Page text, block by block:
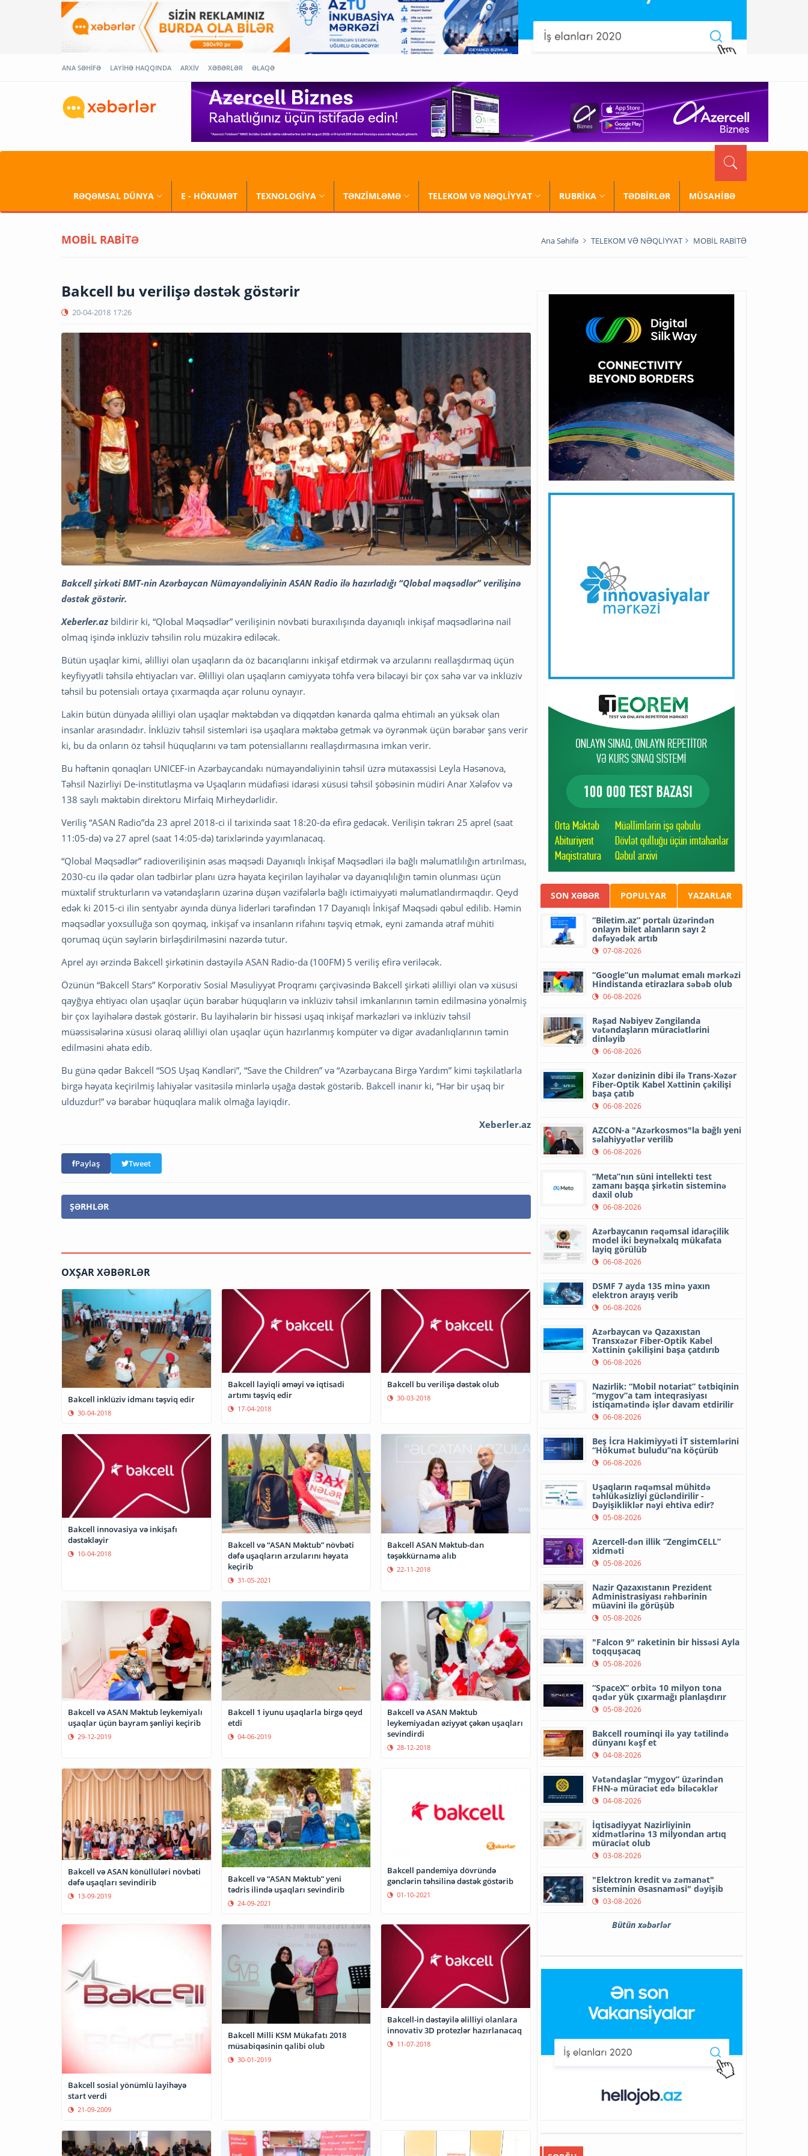
ANA SƏHİFƏ LAYİHƏ HAQQINDA ARXİV XƏBƏRLƏR ƏLAQƏ
RƏQƏMSAL DÜNYA E - HÖKUMƏT TEXNOLOGİYA TƏNZİMLƏMƏ TELEKOM VƏ NƏQLİYYAT RUBRİKA TƏDBİRLƏR MÜSAHİBƏ
MOBİL RABİTƏ Ana Səhifə TELEKOM VƏ NƏQLİYYAT MOBİL RABİTƏ
Bakcell bu verilişə dəstək göstərir
20-04-2018 17:26
Bakcell şirkəti BMT-nin Azərbaycan Nümayəndəliyinin ASAN Radio ilə hazırladığı “Qlobal məqsədlər” verilişinə
dəstək göstərir.
Xeberler.az bildirir ki, “Qlobal Məqsədlər” verilişinin növbəti buraxılışında dayanıqlı inkişaf məqsədlərinə nail
olmaq işində inklüziv təhsilin rolu müzakirə ediləcək.
Bütün uşaqlar kimi, əlilliyi olan uşaqların da öz bacarıqlarını inkişaf etdirmək və arzularını reallaşdırmaq üçün
keyfiyyətli təhsilə ehtiyacları var. Əlilliyi olan uşaqların cəmiyyətə töhfə verə biləcəyi bir çox sahə var və inklüziv
təhsil bu potensialı ortaya çıxarmaqda açar rolunu oynayır.
Lakin bütün dünyada əlilliyi olan uşaqlar məktəbdən və diqqətdən kənarda qalma ehtimalı ən yüksək olan
insanlar arasındadır. İnklüziv təhsil sistemləri isə uşaqlara məktəbə getmək və öyrənmək üçün bərabər şans verir
ki, bu da onların öz təhsil hüquqlarını və tam potensiallarını reallaşdırmasına imkan verir.
Bu həftənin qonaqları UNICEF-in Azərbaycandakı nümayəndəliyinin təhsil üzrə mütəxəssisi Leyla Həsənova,
Təhsil Nazirliyi De-institutlaşma və Uşaqların müdafiəsi idarəsi xüsusi təhsil şöbəsinin müdiri Anar Xələfov və
138 saylı məktəbin direktoru Mirfaiq Mirheydərlidir.
Veriliş “ASAN Radio”da 23 aprel 2018-ci il tarixində saat 18:20-də efirə gedəcək. Verilişin təkrarı 25 aprel (saat
11:05-də) və 27 aprel (saat 14:05-də) tarixlərində yayımlanacaq.
“Qlobal Məqsədlər” radioverilişinin əsas məqsədi Dayanıqlı İnkişaf Məqsədləri ilə bağlı məlumatlılığın artırılması,
2030-cu ilə qədər olan tədbirlər planı üzrə həyata keçirilən layihələr və dayanıqlılığın təmin olunması üçün
müxtəlif strukturların və vətəndaşların üzərinə düşən vəzifələrlə bağlı ictimaiyyəti məlumatlandırmaqdır. Qeyd
edək ki 2015-ci ilin sentyabr ayında dünya liderləri tərəfindən 17 Dayanıqlı İnkişaf Məqsədi qəbul edilib. Həmin
məqsədlər yoxsulluğa son qoymaq, inkişaf və insanların rifahını təşviq etmək, eyni zamanda ətraf mühiti
qorumaq üçün səylərin birləşdirilməsini nəzərdə tutur.
Aprel ayı ərzində Bakcell şirkətinin dəstəyilə ASAN Radio-da (100FM) 5 veriliş efirə veriləcək.
Özünün “Bakcell Stars” Korporativ Sosial Məsuliyyət Proqramı çərçivəsində Bakcell şirkəti əlilliyi olan və xüsusi
qayğıya ehtiyacı olan uşaqlar üçün bərabər hüquqların və inklüziv təhsil imkanlarının təmin edilməsinə yönəlmiş
bir çox layihələrə dəstək göstərir. Bu layihələrin bir hissəsi uşaq inkişaf mərkəzləri və inklüziv təhsil
müəssisələrinə xüsusi olaraq əlilliyi olan uşaqlar üçün hazırlanmış kompüter və digər avadanlıqlarının təmin
edilməsini əhatə edib.
Bu günə qədər Bakcell “SOS Uşaq Kəndləri”, “Save the Children” və “Azərbaycana Birgə Yardım” kimi təşkilatlarla
birgə həyata keçirilmiş lahiyələr vasitəsilə minlərlə uşağa dəstək göstərib. Bakcell inanır ki, “Hər bir uşaq bir
ulduzdur!” və bərabər hüquqlara malik olmağa layiqdir.
Xeberler.az
Paylaş Tweet
ŞƏRHLƏR
OXŞAR XƏBƏRLƏR
Bakcell inklüziv idmanı təşviq edir
30-04-2018
Bakcell layiqli əməyi və iqtisadi
artımı təşviq edir
17-04-2018
Bakcell bu verilişə dəstək olub
30-03-2018
Bakcell innovasiya və inkişafı
dəstəkləyir
10-04-2018
Bakcell və “ASAN Məktub” növbəti
dəfə uşaqların arzularını həyata
keçirib
31-05-2021
Bakcell ASAN Məktub-dan
təşəkkürnamə alıb
22-11-2018
Bakcell və ASAN Məktub leykemiyalı
uşaqlar üçün bayram şənliyi keçirib
29-12-2019
Bakcell 1 iyunu uşaqlarla birgə qeyd
etdi
04-06-2019
Bakcell və ASAN Məktub
leykemiyadan əziyyət çəkən uşaqları
sevindirdi
28-12-2018
Bakcell və ASAN könüllüləri növbəti
dəfə uşaqları sevindirib
13-09-2019
Bakcell və “ASAN Məktub” yeni
tədris ilində uşaqları sevindirib
24-09-2021
Bakcell pandemiya dövründə
gənclərin təhsilinə dəstək göstərib
01-10-2021
Bakcell sosial yönümlü layihəyə
start verdi
21-09-2009
Bakcell Milli KSM Mükafatı 2018
müsabiqəsinin qalibi olub
30-01-2019
Bakcell-in dəstəyilə əlilliyi olanlara
innovativ 3D protezlər hazırlanacaq
11-07-2018
SON XƏBƏR POPULYAR YAZARLAR
“Biletim.az” portalı üzərindən
onlayn bilet alanların sayı 2
dəfəyədək artıb
07-08-2026
“Google”un məlumat emalı mərkəzi
Hindistanda etirazlara səbəb olub
06-08-2026
Rəşad Nəbiyev Zəngilanda
vətəndaşların müraciətlərini
dinləyib
06-08-2026
Xəzər dənizinin dibi ilə Trans-Xəzər
Fiber-Optik Kabel Xəttinin çəkilişi
başa çatıb
06-08-2026
AZCON-a "Azərkosmos"la bağlı yeni
səlahiyyətlər verilib
06-08-2026
“Meta”nın süni intellekti test
zamanı başqa şirkətin sisteminə
daxil olub
06-08-2026
Azərbaycanın rəqəmsal idarəçilik
model iki beynəlxalq mükafata
layiq görülüb
06-08-2026
DSMF 7 ayda 135 minə yaxın
elektron arayış verib
06-08-2026
Azərbaycan və Qazaxıstan
Transxəzər Fiber-Optik Kabel
Xəttinin çəkilişini başa çatdırıb
06-08-2026
Nazirlik: “Mobil notariat” tətbiqinin
“mygov”a tam inteqrasiyası
istiqamətində işlər davam etdirilir
06-08-2026
Beş İcra Hakimiyyəti İT sistemlərini
“Hökumət buludu”na köçürüb
06-08-2026
Uşaqların rəqəmsal mühitdə
təhlükəsizliyi gücləndirilir -
Dəyişikliklər nəyi ehtiva edir?
05-08-2026
Azercell-dən illik “ZengimCELL”
xidməti
05-08-2026
Nazir Qazaxıstanın Prezident
Administrasiyası rəhbərinin
müavini ilə görüşüb
05-08-2026
"Falcon 9" raketinin bir hissəsi Ayla
toqquşacaq
05-08-2026
“SpaceX” orbitə 10 milyon tona
qədər yük çıxarmağı planlaşdırır
05-08-2026
Bakcell rouminqi ilə yay tətilində
dünyanı kəşf et
04-08-2026
Vətəndaşlar “mygov” üzərindən
FHN-ə müraciət edə biləcəklər
04-08-2026
İqtisadiyyat Nazirliyinin
xidmətlərinə 13 milyondan artıq
müraciət olub
03-08-2026
"Elektron kredit və zəmanət"
sisteminin Əsasnaməsi" dəyişib
03-08-2026
Bütün xəbərlər